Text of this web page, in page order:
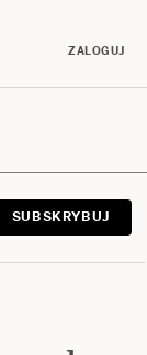
ZALOGUJ
SUBSKRYBUJ